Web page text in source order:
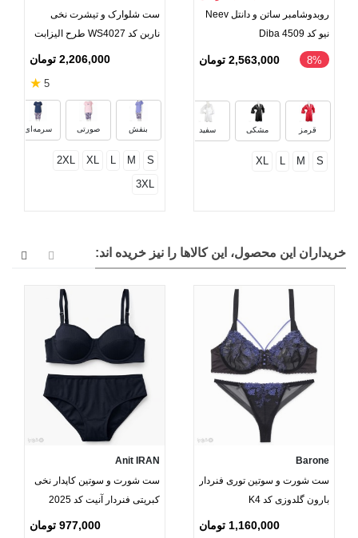
روبدوشامبر ساتن و دانتل Neev
نیو کد Diba 4509
8% 2,563,000 تومان
قرمز مشکی سفید
S
M
L
XL
ست شلوارک و تیشرت نخی
ناربن کد WS4027 طرح الیزابت
2,206,000 تومان
5
★
بنفش صورتی سرمه‌ای
S
M
L
XL
2XL
3XL
خریداران این محصول، این کالاها را نیز خریده اند:
Barone
ست شورت و سوتین توری فنردار
بارون گلدوزی کد K4
1,160,000 تومان
Anit IRAN
ست شورت و سوتین کاپدار نخی
کبریتی فنردار آنیت کد 2025
977,000 تومان